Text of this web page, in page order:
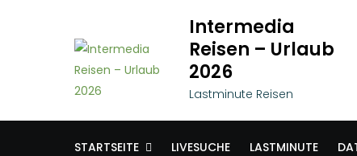
Intermedia
Reisen – Urlaub
2026
Lastminute Reisen
STARTSEITE LIVESUCHE LASTMINUTE